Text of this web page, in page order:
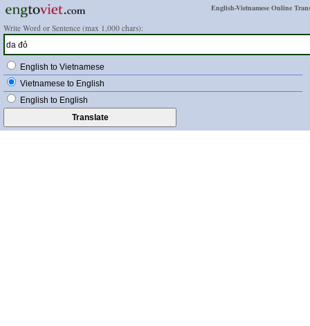
English-Vietnamese Online
Write Word or Sentence (max 1,000 chars):
English to Vietnamese
Vietnamese to English
English to English